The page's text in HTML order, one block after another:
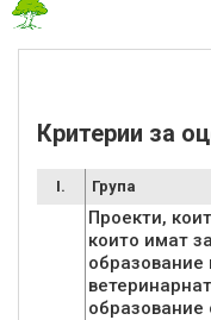
Критерии за
I. Група
Проекти,
които имат
образование